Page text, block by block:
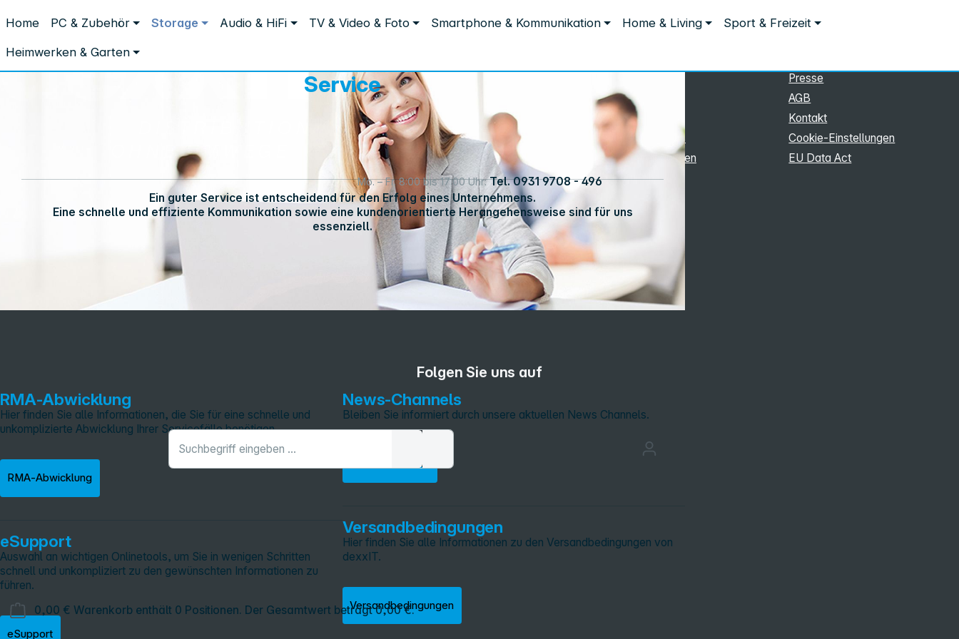
Mo. – Fr. 8:00 bis 17:00 Uhr: Tel. 0931 9708 - 496
0,00 € Warenkorb enthält 0 Positionen. Der Gesamtwert beträgt 0,00 €.
Home PC & Zubehör Storage Audio & HiFi TV & Video & Foto Smartphone & Kommunikation Home & Living Sport & Freizeit
Heimwerken & Garten
Service Service
Service
Ein guter Service ist entscheidend für den Erfolg eines Unternehmens.
Eine schnelle und effiziente Kommunikation sowie eine kundenorientierte Herangehensweise sind für uns
essenziell.
RMA‑Abwicklung
Hier finden Sie alle Informationen, die Sie für eine schnelle und
unkomplizierte Abwicklung Ihrer Servicefälle benötigen.
RMA‑Abwicklung
eSupport
Auswahl an wichtigen Onlinetools, um Sie in wenigen Schritten
schnell und unkompliziert zu den gewünschten Informationen zu
führen.
eSupport
News‑Channels
Bleiben Sie informiert durch unsere aktuellen News Channels.
News‑Channels
Versandbedingungen
Hier finden Sie alle Informationen zu den Versandbedingungen von
dexxIT.
Versandbedingungen
Service-Hotline:
+49 931 9708–496
Shop-Guide
Downloads
FAQ
Unsere Marken
Unser Team
Aktuelles & Trends
Versandbedingungen
MediaSupply
Presse
AGB
Kontakt
Cookie‑Einstellungen
EU Data Act
Folgen Sie uns auf